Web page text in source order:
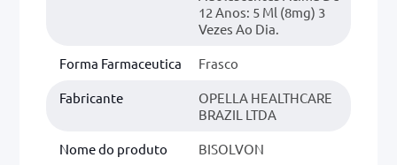
12 Anos: 5 Ml (8mg) 3
Vezes Ao Dia.
Forma Farmaceutica Frasco
Fabricante
OPELLA HEALTHCARE
BRAZIL LTDA
Nome do produto BISOLVON